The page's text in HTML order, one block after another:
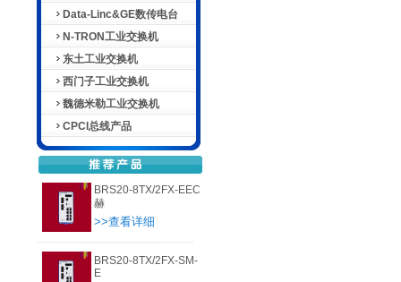
Data-Linc&GE数传电台
N-TRON工业交换机
东土工业交换机
西门子工业交换机
魏德米勒工业交换机
CPCI总线产品
BRS20-8TX/2FX-EEC
赫
>>查看详细
BRS20-8TX/2FX-SM-
E